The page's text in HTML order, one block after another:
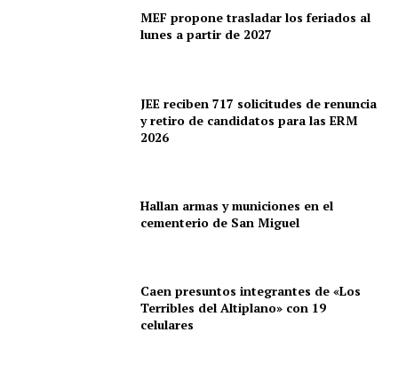
MEF propone trasladar los feriados al
lunes a partir de 2027
JEE reciben 717 solicitudes de renuncia
y retiro de candidatos para las ERM
2026
Hallan armas y municiones en el
cementerio de San Miguel
Caen presuntos integrantes de «Los
Terribles del Altiplano» con 19
celulares